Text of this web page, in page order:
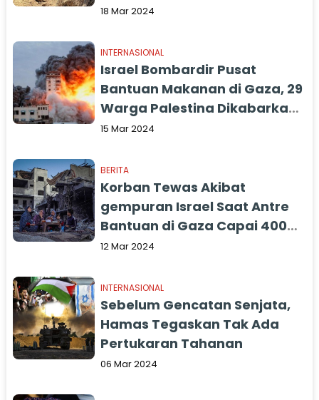
18 Mar 2024
INTERNASIONAL
Israel Bombardir Pusat
Bantuan Makanan di Gaza, 29
Warga Palestina Dikabarkan
Tewas saat Antri
15 Mar 2024
BERITA
Korban Tewas Akibat
gempuran Israel Saat Antre
Bantuan di Gaza Capai 400
Orang
12 Mar 2024
INTERNASIONAL
Sebelum Gencatan Senjata,
Hamas Tegaskan Tak Ada
Pertukaran Tahanan
06 Mar 2024